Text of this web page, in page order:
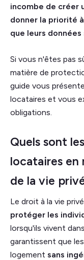
incombe de créer
donner la priorité
que leurs
Si vous n'êtes pas
matière de
guide vous
locataires et vous
obligations.
Quels sont
locataires
de la vie
Le droit à la vie
protéger les
lorsqu'ils vivent
garantissent que
logement sans